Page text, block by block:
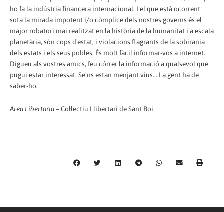
ho fa la indústria financera internacional. I el que està ocorrent
sota la mirada impotent i/o còmplice dels nostres governs és el
major robatori mai realitzat en la història de la humanitat i a escala
planetària, són cops d'estat, i violacions flagrants de la sobirania
dels estats i els seus pobles. És molt fàcil informar-vos a internet.
Digueu als vostres amics, feu córrer la informació a qualsevol que
pugui estar interessat. Se'ns estan menjant vius... La gent ha de
saber-ho.
Area Libertaria– Col·lectiu Llibertari de Sant Boi